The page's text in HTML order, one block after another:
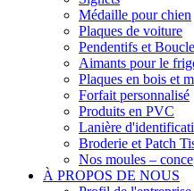
Médaille pour chien
Plaques de voiture
Pendentifs et
Aimants pour le
Plaques en bois et
Forfait personnalisé
Produits en PVC
Lanière
Broderie et Patch
Nos moules –
À PROPOS DE NOUS